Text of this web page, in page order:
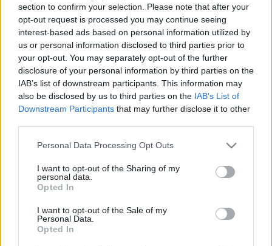
section to confirm your selection. Please note that after your
opt-out request is processed you may continue seeing
interest-based ads based on personal information utilized by
us or personal information disclosed to third parties prior to
your opt-out. You may separately opt-out of the further
disclosure of your personal information by third parties on the
IAB’s list of downstream participants. This information may
also be disclosed by us to third parties on the IAB’s List of
Downstream Participants that may further disclose it to other
Please note that this website/app uses one or more Google
not limited to your visit or usage behaviour. You may click to
grant or deny consent to Google and its third-party tags to
use your data for below specified purposes in below Google
consent section.
Personal Data Processing Opt Outs
I want to opt-out of the Sharing of my
personal data.
Opted In
I want to opt-out of the Sale of my
Personal Data.
Opted In
1976-ban az Eötvös Lóránd Tudományegyetem
Természettudományi Karán okleveles csillagász diplomát
szerzett. 1980-ban posztgraduális képzés keretében
filozófia szakon diplomázott. 1991-96 között a Future
Gimnáziumban tanított és érettségiztetett, 1999-2000-
ben a Központi Civil Egyetemen, 2001-ben a Zsigmond
Király Főiskolán oktatott. Több mint három évtizede tart
rendszeresen ismeretterjesztő előadásokat a
csillagászat, fizika, űrkutatás és kultúrtörténet
több szinten is folytatja - szakköröket vezet az Uránia
Csillagdában, pedagógiai és szakmai segítséget nyújt a
Magyar Garabonciás Szövetség által szervezett
társaskörök és táborok munkájához, valamint érettségi